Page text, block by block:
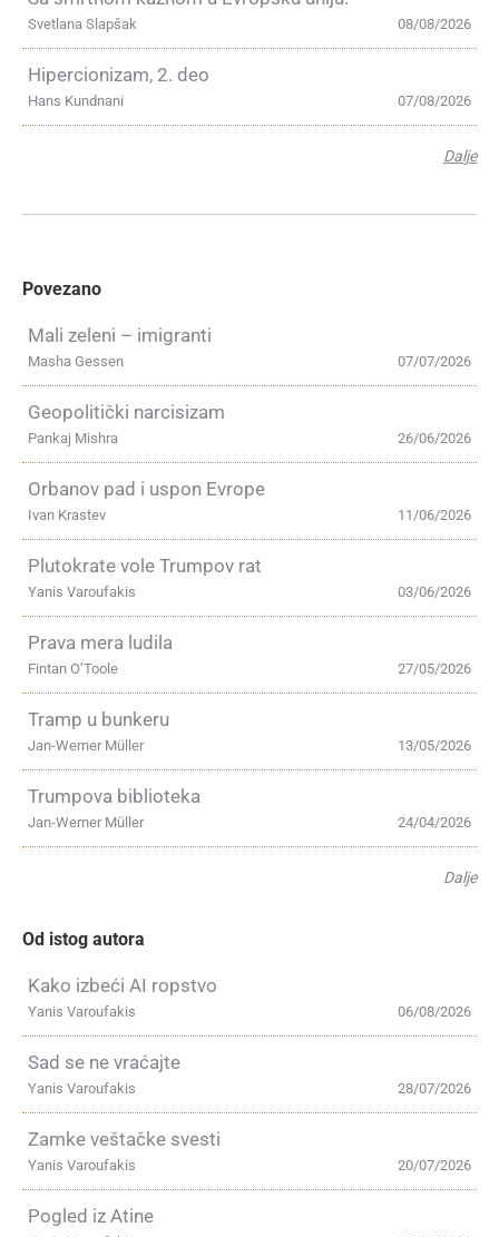
08/08/2026
Svetlana Slapšak
Hipercionizam, 2. deo
07/08/2026
Hans Kundnani
Dalje
Povezano
Mali zeleni – imigranti
07/07/2026
Masha Gessen
Geopolitički narcisizam
26/06/2026
Pankaj Mishra
Orbanov pad i uspon Evrope
11/06/2026
Ivan Krastev
Plutokrate vole Trumpov rat
03/06/2026
Yanis Varoufakis
Prava mera ludila
27/05/2026
Fintan O’Toole
Tramp u bunkeru
13/05/2026
Jan-Werner Müller
Trumpova biblioteka
24/04/2026
Jan-Werner Müller
Dalje
Od istog autora
Kako izbeći AI ropstvo
06/08/2026
Yanis Varoufakis
Sad se ne vraćajte
28/07/2026
Yanis Varoufakis
Zamke veštačke svesti
20/07/2026
Yanis Varoufakis
Pogled iz Atine